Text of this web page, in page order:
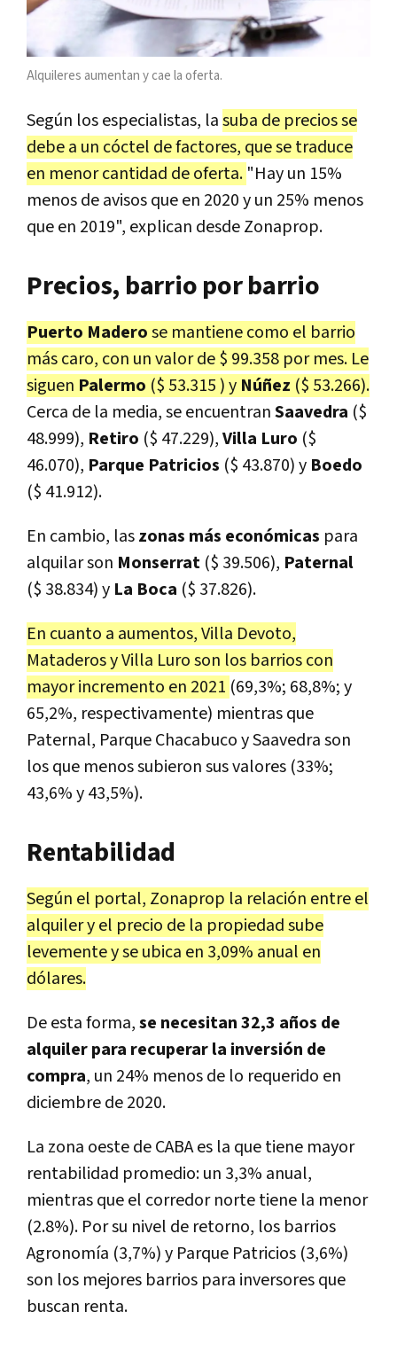
Alquileres aumentan y cae la oferta.
Según los especialistas, lasuba de precios se
debe a un cóctel de factores, que se traduce
en menor cantidad de oferta. "Hay un 15%
menos de avisos que en 2020 y un 25% menos
que en 2019", explican desde Zonaprop.
Precios, barrio por barrio
Puerto Maderose mantiene como el barrio
más caro, con un valor de $ 99.358 por mes. Le
siguen Palermo ($ 53.315 ) y Núñez ($ 53.266).
Cerca de la media, se encuentranSaavedra ($
48.999), Retiro ($ 47.229),Villa Luro ($
46.070), Parque Patricios ($ 43.870) y Boedo
($ 41.912).
En cambio, laszonas más económicas para
alquilar son Monserrat ($ 39.506), Paternal
($ 38.834) y La Boca ($ 37.826).
En cuanto a aumentos, Villa Devoto,
Mataderos y Villa Luro son los barrios con
mayor incremento en 2021 (69,3%; 68,8%; y
65,2%, respectivamente) mientras que
Paternal, Parque Chacabuco y Saavedra son
los que menos subieron sus valores (33%;
43,6% y 43,5%).
Rentabilidad
Según el portal, Zonaprop la relación entre el
alquiler y el precio de la propiedad sube
levemente y se ubica en 3,09% anual en
dólares.
De esta forma,se necesitan 32,3 años de
alquiler para recuperar la inversión de
compra, un 24% menos de lo requerido en
diciembre de 2020.
La zona oeste de CABA es la que tiene mayor
rentabilidad promedio: un 3,3% anual,
mientras que el corredor norte tiene la menor
(2.8%). Por su nivel de retorno, los barrios
Agronomía (3,7%) y Parque Patricios (3,6%)
son los mejores barrios para inversores que
buscan renta.